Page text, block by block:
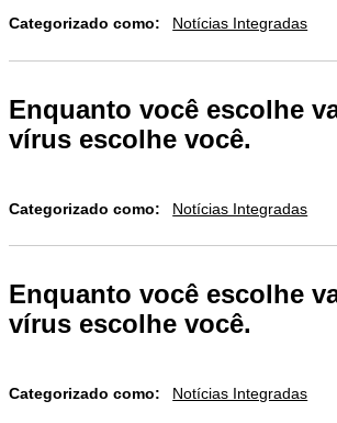
Categorizado como: Notícias Integradas
Enquanto você escolhe
vírus escolhe você.
Categorizado como: Notícias Integradas
Enquanto você escolhe
vírus escolhe você.
Categorizado como: Notícias Integradas